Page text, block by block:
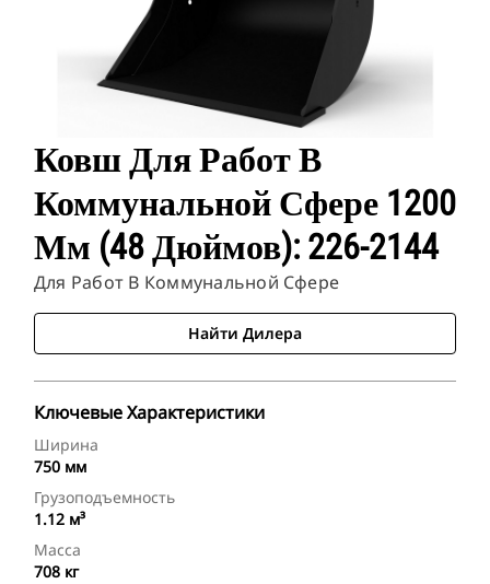
Ковш Для Работ В
Коммунальной Сфере 1200
Мм (48 Дюймов): 226-2144
Для Работ В Коммунальной Сфере
Найти Дилера
Ключевые Характеристики
Ширина
750 мм
Грузоподъемность
1.12 м³
Масса
708 кг